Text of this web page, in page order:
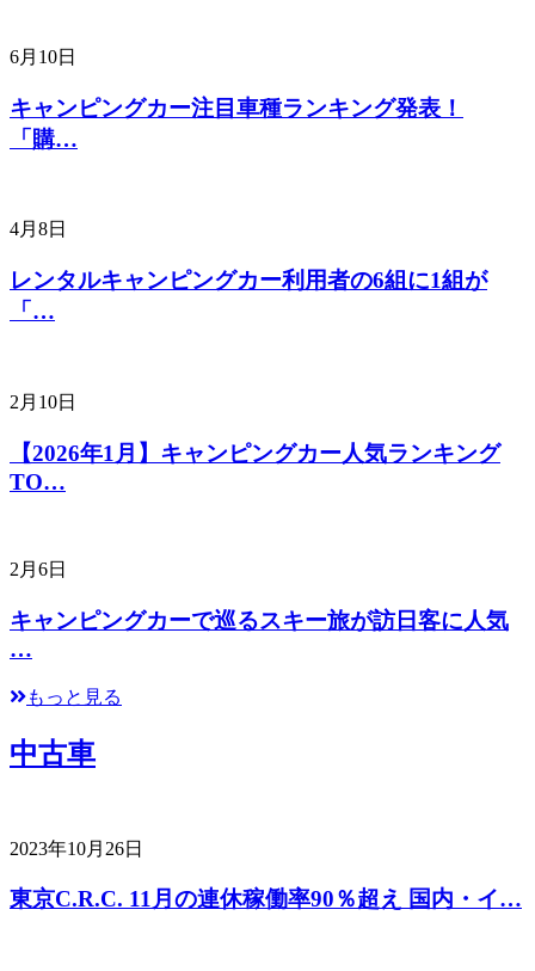
6月10日
キャンピングカー注目車種ランキング発表！
「購…
4月8日
レンタルキャンピングカー利用者の6組に1組が
「…
2月10日
【2026年1月】キャンピングカー人気ランキング
TO…
2月6日
キャンピングカーで巡るスキー旅が訪日客に人気
…
もっと見る
中古車
2023年10月26日
東京C.R.C. 11月の連休稼働率90％超え 国内・イ…